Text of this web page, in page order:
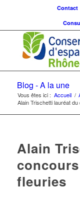
Contact
Blog - A la une
Vous êtes ici : Accueil /
Alain Trischetti lauréat
Alain
fleuries